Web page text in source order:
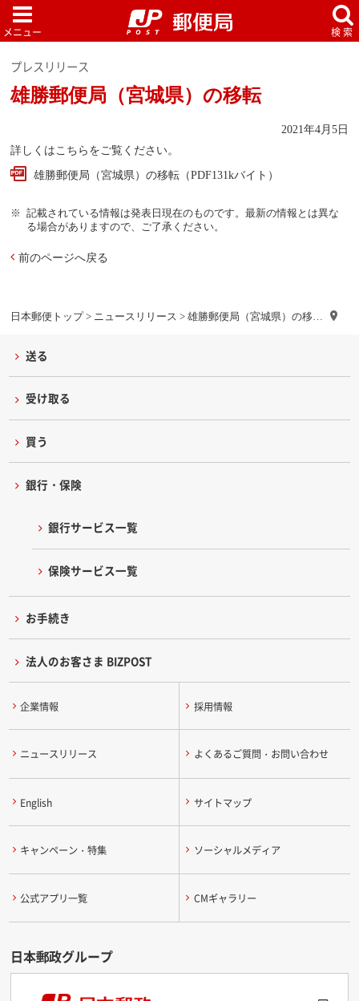
日本郵便トップ> ニュースリリース > 雄勝郵便局（宮城県）の移…
プレスリリース
雄勝郵便局（宮城県）の移転
2021年4月5日
詳しくはこちらをご覧ください。
雄勝郵便局（宮城県）の移転（PDF131kバイト）
記載されている情報は発表日現在のものです。最新の情報とは異な
る場合がありますので、ご了承ください。
前のページへ戻る
送る
受け取る
買う
銀行・保険
銀行サービス一覧
保険サービス一覧
お手続き
法人のお客さま BIZPOST
企業情報 採用情報
ニュースリリース よくあるご質問・お問い合わせ
English サイトマップ
キャンペーン・特集 ソーシャルメディア
公式アプリ一覧 CMギャラリー